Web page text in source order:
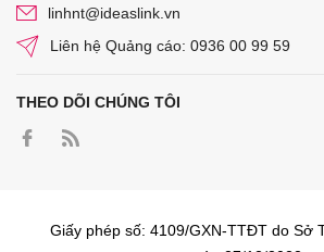
linhnt@ideaslink.vn
Liên hệ Quảng cáo: 0936 00 99 59
THEO DÕI CHÚNG TÔI
Giấy phép số: 4109/GXN-TTĐT do Sở